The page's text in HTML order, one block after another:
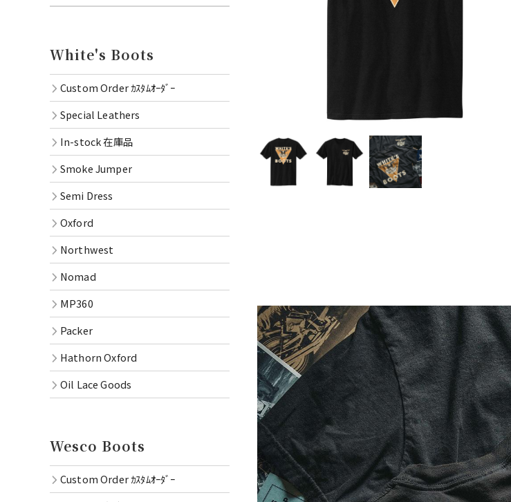
Packer
RAINIER
White's Boots
Custom Order ｶｽﾀﾑｵｰﾀﾞｰ
Special Leathers
In-stock 在庫品
Smoke Jumper
Semi Dress
Oxford
Northwest
Nomad
MP360
Packer
Hathorn Oxford
Oil Lace Goods
Wesco Boots
Custom Order ｶｽﾀﾑｵｰﾀﾞｰ